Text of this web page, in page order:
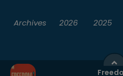
Archives 2026 2025